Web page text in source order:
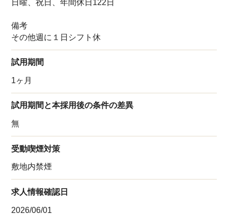
日曜、祝日、年間休日122日
備考
その他週に１日シフト休
試用期間
1ヶ月
試用期間と本採用後の条件の差異
無
受動喫煙対策
敷地内禁煙
求人情報確認日
2026/06/01